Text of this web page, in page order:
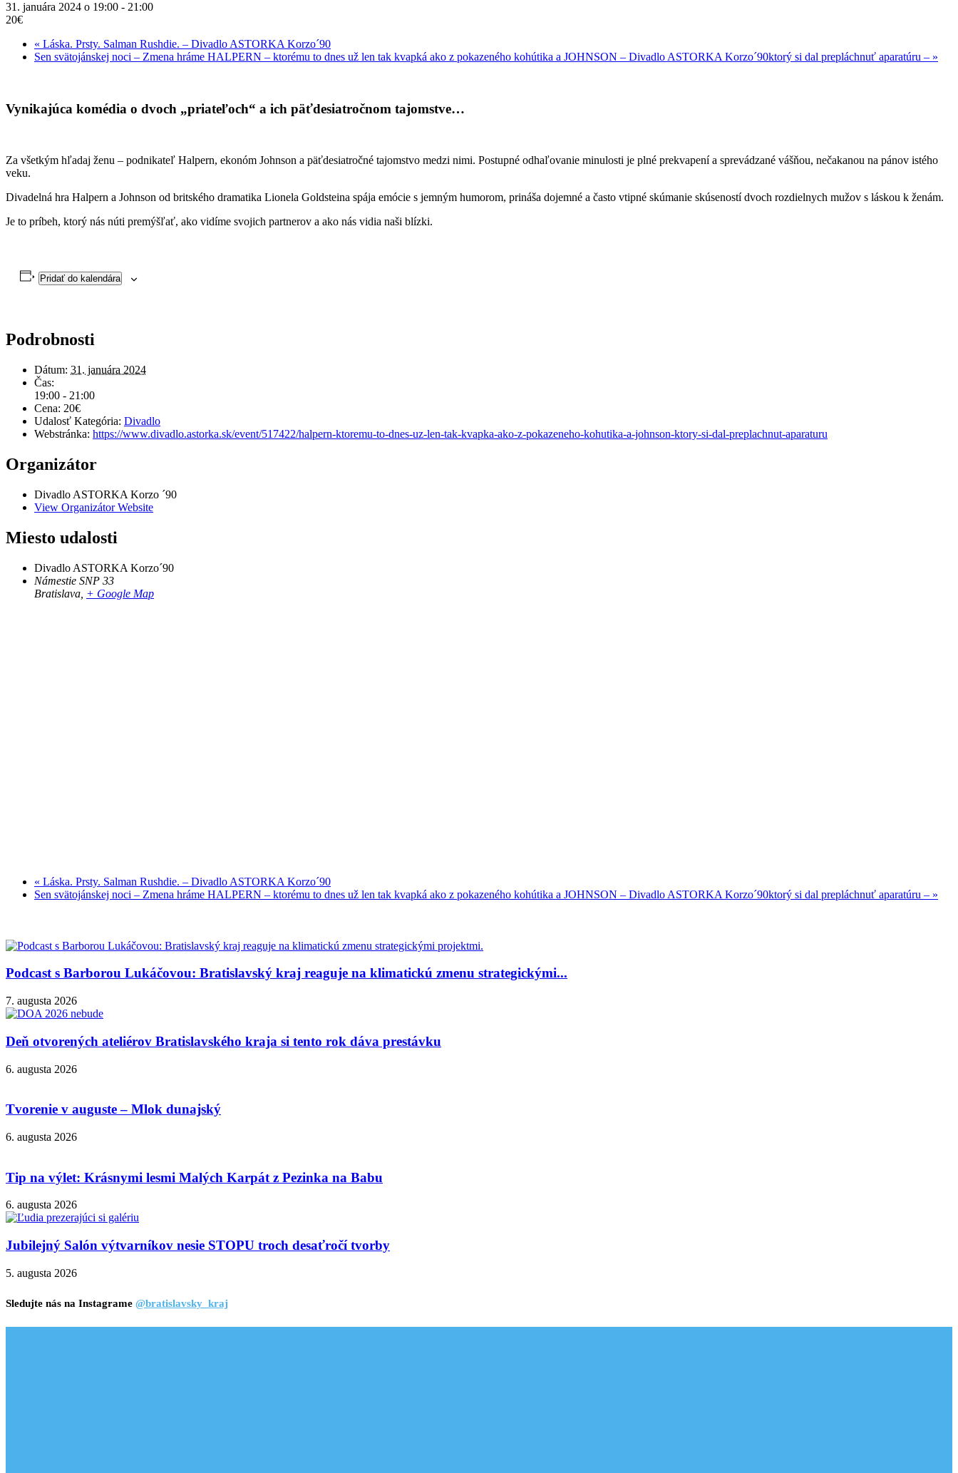
31. januára 2024 o 19:00 - 21:00
20€
« Láska. Prsty. Salman Rushdie. – Divadlo ASTORKA Korzo´90
Sen svätojánskej noci – Zmena hráme HALPERN – ktorému to dnes už len tak kvapká ako z pokazeného kohútika a JOHNSON – Divadlo ASTORKA Korzo´90ktorý si dal prepláchnuť aparatúru – »
Vynikajúca komédia o dvoch „priateľoch“ a ich päťdesiatročnom tajomstve…
Za všetkým hľadaj ženu – podnikateľ Halpern, ekonóm Johnson a päťdesiatročné tajomstvo medzi nimi. Postupné odhaľovanie minulosti je plné prekvapení a sprevádzané vášňou, nečakanou na pánov istého
veku.
Divadelná hra Halpern a Johnson od britského dramatika Lionela Goldsteina spája emócie s jemným humorom, prináša dojemné a často vtipné skúmanie skúseností dvoch rozdielnych mužov s láskou k ženám.
Je to príbeh, ktorý nás núti premýšľať, ako vidíme svojich partnerov a ako nás vidia naši blízki.
Pridať do kalendára
Podrobnosti
Dátum: 31. januára 2024
Čas:
19:00 - 21:00
Cena: 20€
Udalosť Kategória: Divadlo
Webstránka: https://www.divadlo.astorka.sk/event/517422/halpern-ktoremu-to-dnes-uz-len-tak-kvapka-ako-z-pokazeneho-kohutika-a-johnson-ktory-si-dal-preplachnut-aparaturu
Organizátor
Divadlo ASTORKA Korzo ´90
View Organizátor Website
Miesto udalosti
Divadlo ASTORKA Korzo´90
Námestie SNP 33
Bratislava + Google Map
« Láska. Prsty. Salman Rushdie. – Divadlo ASTORKA Korzo´90
Sen svätojánskej noci – Zmena hráme HALPERN – ktorému to dnes už len tak kvapká ako z pokazeného kohútika a JOHNSON – Divadlo ASTORKA Korzo´90ktorý si dal prepláchnuť aparatúru – »
Podcast s Barborou Lukáčovou: Bratislavský kraj reaguje na klimatickú zmenu strategickými...
7. augusta 2026
Deň otvorených ateliérov Bratislavského kraja si tento rok dáva prestávku
6. augusta 2026
Tvorenie v auguste – Mlok dunajský
6. augusta 2026
Tip na výlet: Krásnymi lesmi Malých Karpát z Pezinka na Babu
6. augusta 2026
Jubilejný Salón výtvarníkov nesie STOPU troch desaťročí tvorby
5. augusta 2026
Sledujte nás na Instagrame @bratislavsky_kraj